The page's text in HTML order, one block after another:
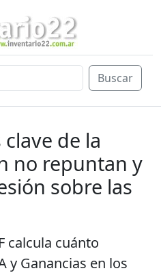
Buscar
de la
no repuntan y
sobre las
calcula cuánto
y Ganancias en los